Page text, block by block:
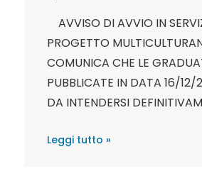
AVVISO DI AVVIO IN
PROGETTO
COMUNICA CHE LE
PUBBLICATE IN DATA 16/12/
DA INTENDERSI
Leggi tutto »